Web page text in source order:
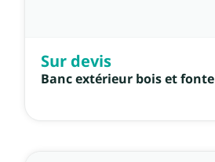
Sur devis
Banc extérieur bois et fonte